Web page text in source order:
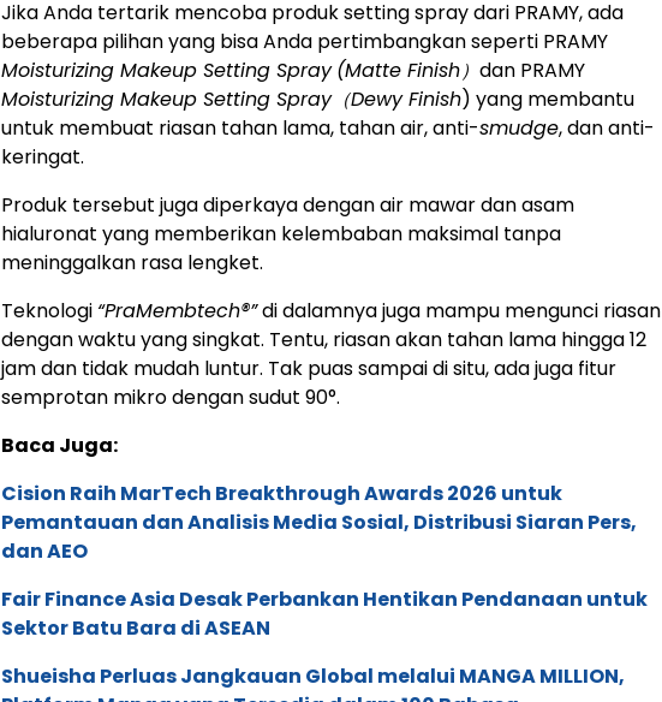
Jika Anda tertarik mencoba produk setting spray dari PRAMY, ada
beberapa pilihan yang bisa Anda pertimbangkan seperti PRAMY
Moisturizing Makeup Setting Spray (Matte Finish） dan PRAMY
Moisturizing Makeup Setting Spray（Dewy Finish) yang membantu
untuk membuat riasan tahan lama, tahan air, anti-smudge, dan anti-
keringat.
Produk tersebut juga diperkaya dengan air mawar dan asam
hialuronat yang memberikan kelembaban maksimal tanpa
meninggalkan rasa lengket.
Teknologi “PraMembtech®”di dalamnya juga mampu mengunci riasan
dengan waktu yang singkat. Tentu, riasan akan tahan lama hingga 12
jam dan tidak mudah luntur. Tak puas sampai di situ, ada juga fitur
semprotan mikro dengan sudut 90°.
Baca Juga:
Cision Raih MarTech Breakthrough Awards 2026 untuk
Pemantauan dan Analisis Media Sosial, Distribusi Siaran Pers,
dan AEO
Fair Finance Asia Desak Perbankan Hentikan Pendanaan untuk
Sektor Batu Bara di ASEAN
Shueisha Perluas Jangkauan Global melalui MANGA MILLION,